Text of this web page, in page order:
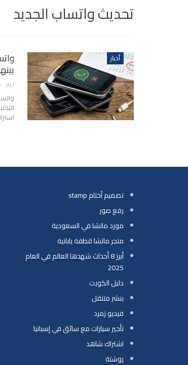
تحديث واتساب الجديد
أخبار
ALI
تصميم أختام stamp
رفع صور
مورد ماتشا في السعودية
متجر ماتشا قطفة يابانية
أبرز 8 أحداث شهدها العالم في العام
2025
دليل الكويت
بنشر متنقل
فيديو زمرد
تأجير سيارات مع سائق في إسبانيا
اشتراك شاهد
روشتة